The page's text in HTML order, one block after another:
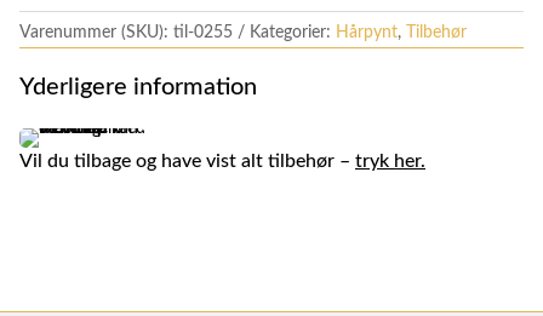
UHBA824
antal
Varenummer (SKU): til-0255 Kategorier: Hårpynt, Tilbehør
Yderligere information
Vil du tilbage og have vist alt tilbehør – tryk her.